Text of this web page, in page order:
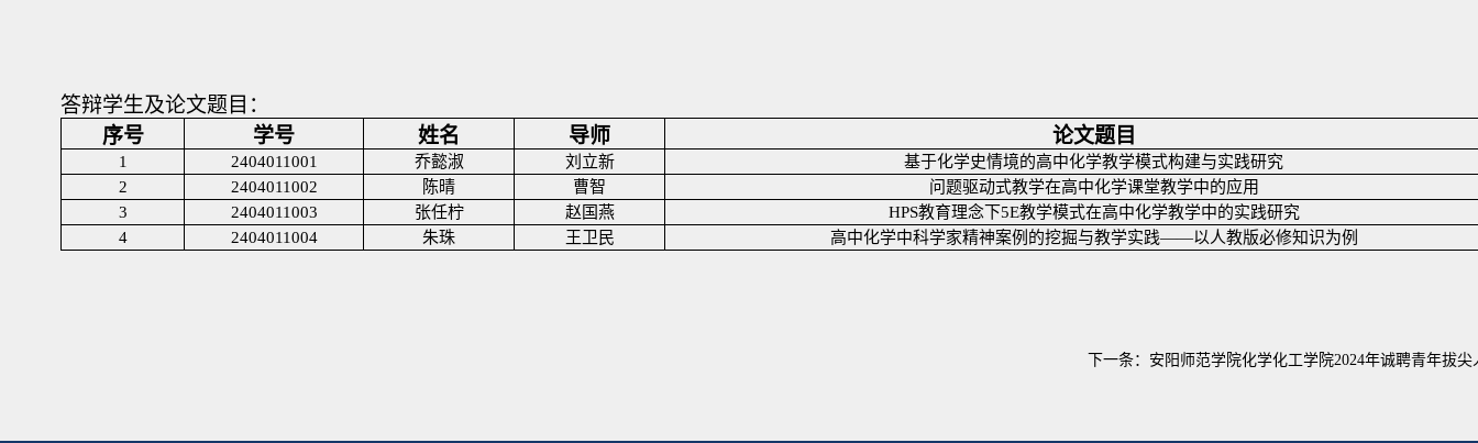
答辩学生及论文题目：
序号
学号 姓名 导师 论文题目
1 2404011001 乔懿淑 刘立新
基于化学史情境的高中化学教学模式构建与实践研究
2
2404011002 陈晴 曹智
问题驱动式教学在高中化学课堂教学中的应用
3
2404011003 张任柠 赵国燕 HPS教育理念下5E教学模式在高中化学教学中的实践研究
4
2404011004 朱珠 王卫民 高中化学中科学家精神案例的挖掘与教学实践——以人教版必修知识为例
下一条： 安阳师范学院化学化工学院2024年诚聘青年拔尖